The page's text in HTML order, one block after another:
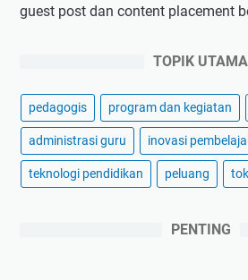
guest post dan content placement
TOPIK UTAMA
pedagogis program dan kegiatan
administrasi guru inovasi
teknologi pendidikan peluang
PENTING